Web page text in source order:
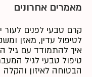
מאמרים אחרונים
קרם טבעי לפנים
לטיפול עדין, מאזן
איך להתמודד עם גיל
טיפול טבעי לגיל
הבטוחה לאיזון והקלה